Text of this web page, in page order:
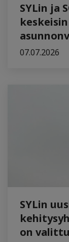
SYLin ja
07.07.2026
SYLin
on valittu